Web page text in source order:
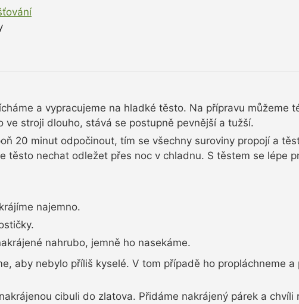
a vypracujeme na hladké těsto. Na přípravu můžeme
ve stroji dlouho, stává se postupně pevnější a tužší.
20 minut odpočinout, tím se všechny suroviny propojí a
těsto nechat odležet přes noc v chladnu. S těstem se lépe
najemno.
nahrubo, jemně ho nasekáme.
aby nebylo příliš kyselé. V tom případě ho propláchneme
cibuli do zlatova. Přidáme nakrájený párek a chvíli